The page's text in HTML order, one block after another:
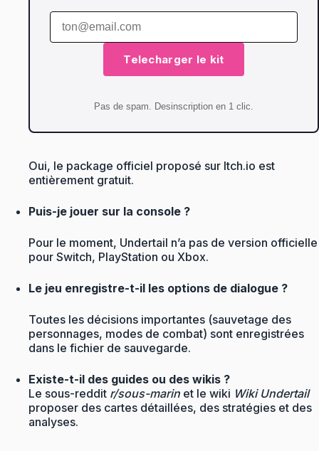
Telecharger le kit
Pas de spam. Desinscription en 1 clic.
Oui, le package officiel proposé sur Itch.io est
entièrement gratuit.
Puis-je jouer sur la console ?
Pour le moment, Undertail n’a pas de version officielle
pour Switch, PlayStation ou Xbox.
Le jeu enregistre-t-il les options de dialogue ?
Toutes les décisions importantes (sauvetage des
personnages, modes de combat) sont enregistrées
dans le fichier de sauvegarde.
Existe-t-il des guides ou des wikis ?
Le sous-reddit r/sous-marin et le wiki Wiki Undertail
proposer des cartes détaillées, des stratégies et des
analyses.